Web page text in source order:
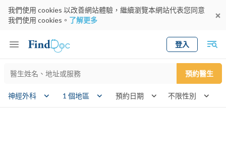
我們使用 cookies 以改善網站體驗，繼續瀏覽本網站代表您同意
我們使用 cookies。 了解更多
登入
Keyword 預約醫生
神經外科 1 個地區 預約日期